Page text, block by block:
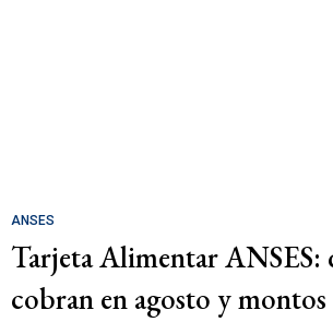
ANSES
Tarjeta Alimentar ANSES:
cobran en agosto y montos